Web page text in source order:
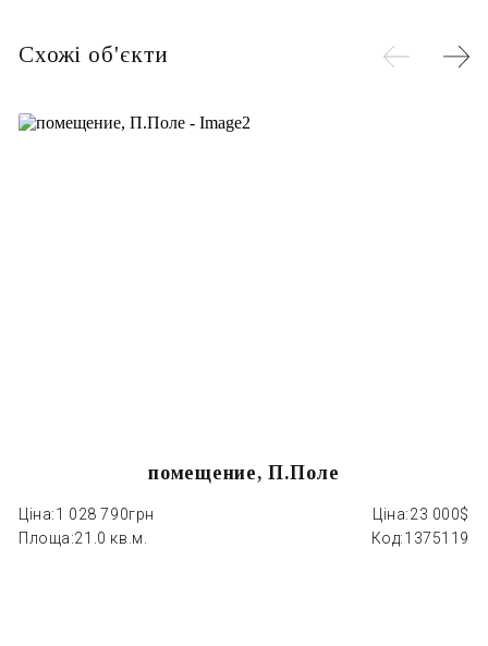
Схожі об'єкти
помещение, П.Поле
Ціна:1 028 790грн Ціна:23 000$
Площа:21.0 кв.м. Код:1375119